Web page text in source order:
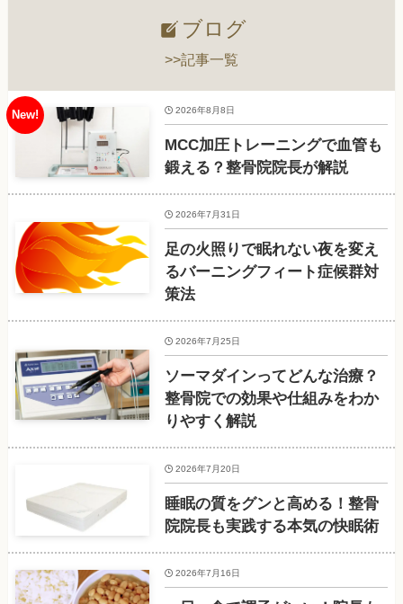
ブログ
>>記事一覧
MCC加圧トレーニングで血管も
鍛える？整骨院院長が解説
2026年8月8日
足の火照りで眠れない夜を変え
るバーニングフィート症候群対
策法
2026年7月31日
ソーマダインってどんな治療？
整骨院での効果や仕組みをわか
りやすく解説
2026年7月25日
睡眠の質をグンと高める！整骨
院院長も実践する本気の快眠術
2026年7月20日
2026年7月16日